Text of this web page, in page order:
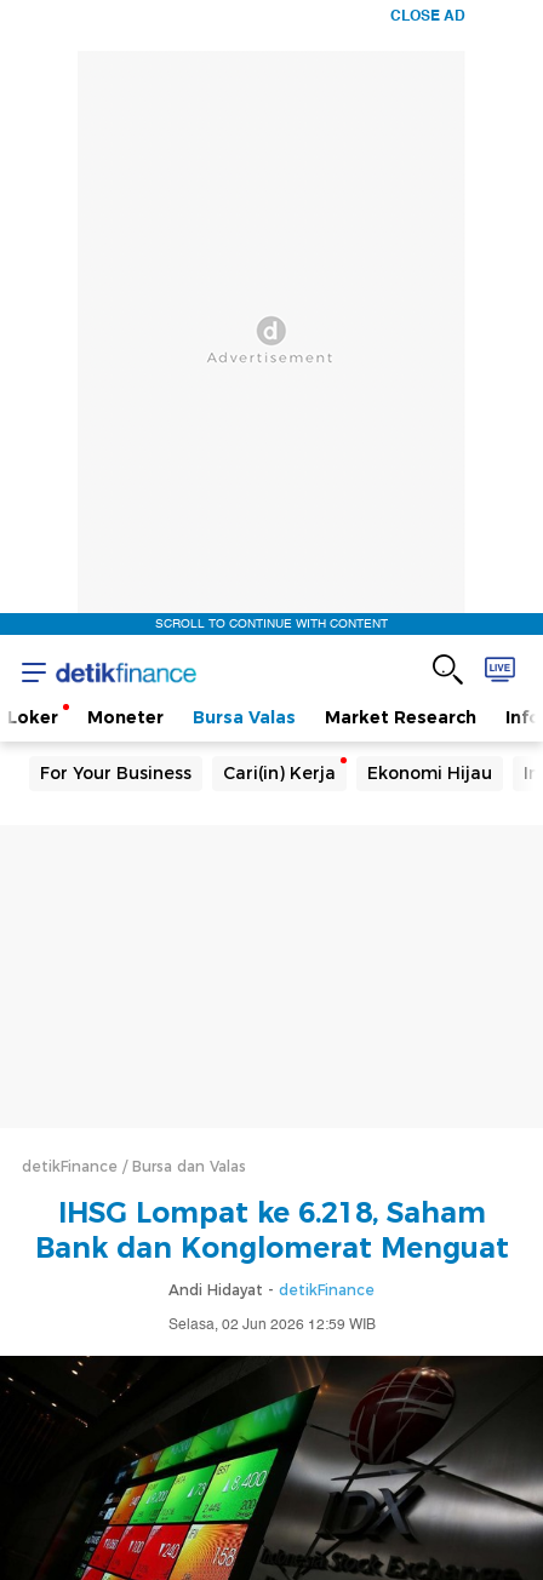
CLOSE AD
SCROLL TO CONTINUE WITH CONTENT
Loker Moneter Bursa Valas Market Research
For Your Business Cari(in) Kerja Ekonomi Hijau
detikFinance Bursa dan Valas
IHSG Lompat ke 6.218, Saham
Bank dan Konglomerat Menguat
Andi Hidayat - detikFinance
Selasa, 02 Jun 2026 12:59 WIB